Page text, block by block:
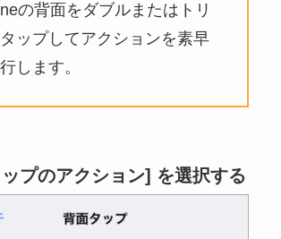
の背面をダブルまたはトリ
ップしてアクションを素早
します。
プのアクション] を選択する